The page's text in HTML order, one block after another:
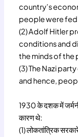
country’s
people were
(2) Adolf Hitler
conditions and
the minds of the
(3) The Nazi
and hence,
1930 के दशक में जर्मनी
कारण थे:
(1) लोकतांत्रिक